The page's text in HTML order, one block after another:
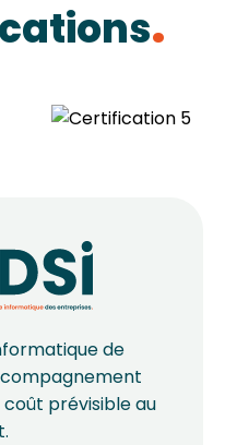
de
coût prévisible au